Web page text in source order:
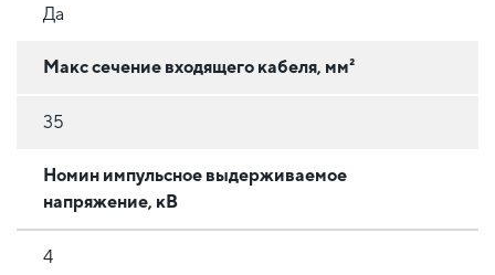
Да
Макс сечение входящего кабеля, мм²
35
Номин импульсное выдерживаемое
напряжение, кВ
4